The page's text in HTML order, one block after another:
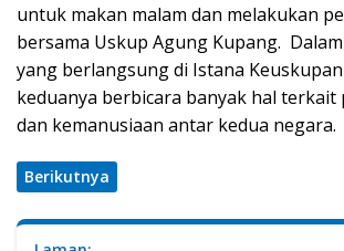
untuk makan malam dan melakukan
bersama Uskup Agung Kupang.
yang berlangsung di Istana
keduanya berbicara banyak hal terkait
dan kemanusiaan antar kedua negara.
Berikutnya